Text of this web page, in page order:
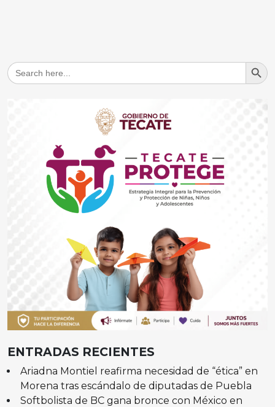
Search
for:
Search
ENTRADAS RECIENTES
Ariadna Montiel reafirma necesidad de “ética” en
Morena tras escándalo de diputadas de Puebla
Softbolista de BC gana bronce con México en